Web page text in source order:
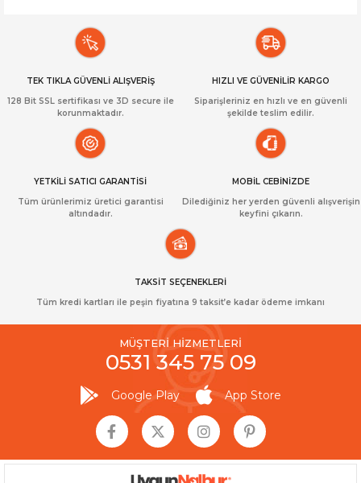
TEK TIKLA GÜVENLİ ALIŞVERİŞ
128 Bit SSL sertifikası ve 3D secure ile
korunmaktadır.
HIZLI VE GÜVENİLİR KARGO
Siparişleriniz en hızlı ve en güvenli
şekilde teslim edilir.
YETKİLİ SATICI GARANTİSİ
Tüm ürünlerimiz üretici garantisi
altındadır.
MOBİL CEBİNİZDE
Dilediğiniz her yerden güvenli alışverişin
keyfini çıkarın.
TAKSİT SEÇENEKLERİ
Tüm kredi kartları ile peşin fiyatına 9 taksit’e kadar ödeme imkanı
MÜŞTERİ HİZMETLERİ
0531 345 75 09
Google Play App Store